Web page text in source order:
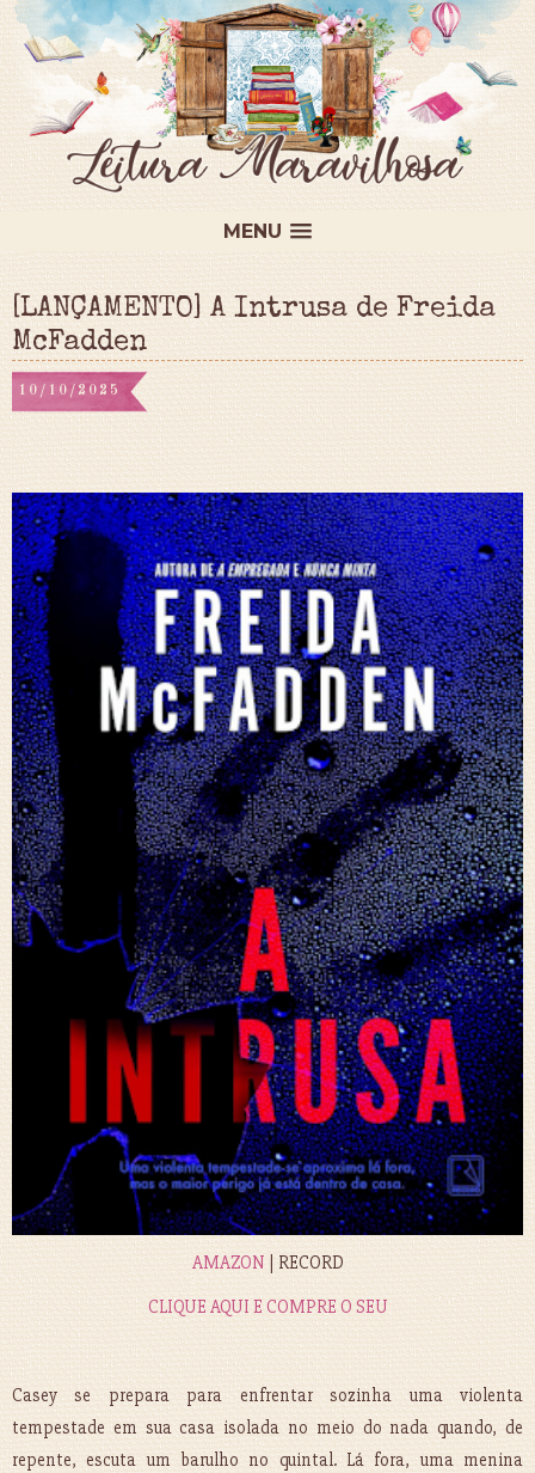
MENU
[LANÇAMENTO] A Intrusa de Freida
McFadden
10/10/2025
AMAZON| RECORD
CLIQUE AQUI E COMPRE O SEU
Casey se prepara para enfrentar sozinha uma violenta
tempestade em sua casa isolada no meio do nada quando, de
repente, escuta um barulho no quintal. Lá fora, uma menina